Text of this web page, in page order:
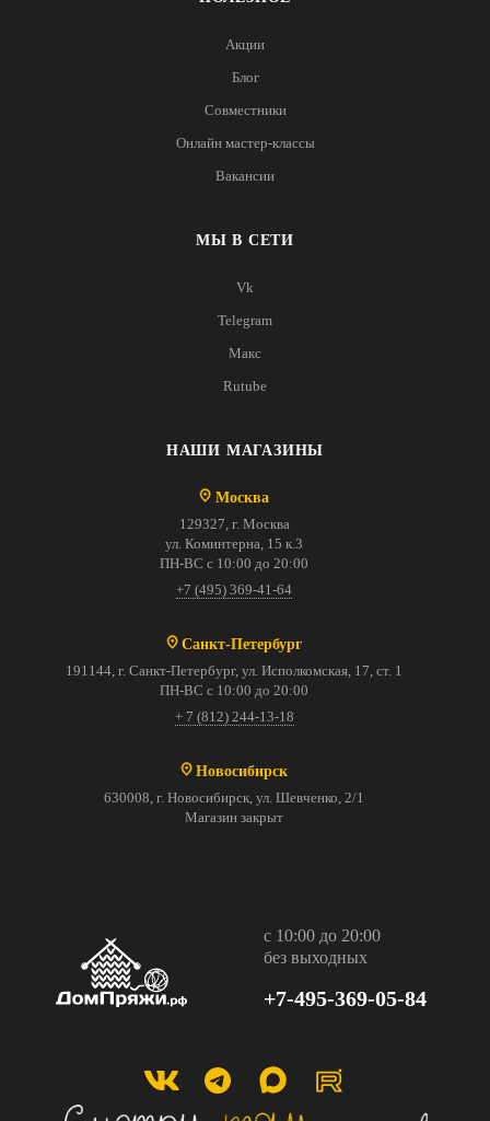
Акции
Блог
Совместники
Онлайн мастер-классы
Вакансии
МЫ В СЕТИ
Vk
Telegram
Макс
Rutube
НАШИ МАГАЗИНЫ
Москва
129327, г. Москва
ул. Коминтерна, 15 к.3
ПН-ВС с 10:00 до 20:00
+7 (495) 369-41-64
Санкт-Петербург
191144, г. Санкт-Петербург, ул. Исполкомская, 17, ст. 1
ПН-ВС с 10:00 до 20:00
+ 7 (812) 244-13-18
Новосибирск
630008, г. Новосибирск, ул. Шевченко, 2/1
Магазин закрыт
с 10:00 до 20:00
без выходных
+7-495-369-05-84